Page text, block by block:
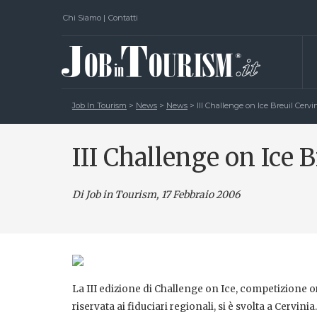
Chi Siamo | Contatti
Job In Tourism > News > News > III Challenge on Ice Breuil
III Challenge on Ice
Di Job in Tourism, 17 Febbraio 2006
La III edizione di Challenge on Ice, competizione
riservata ai fiduciari regionali, si è svolta a